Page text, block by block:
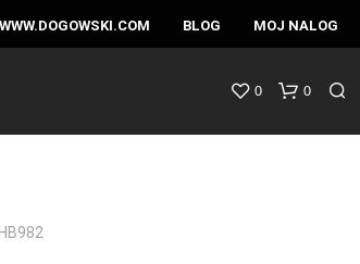
WWW.DOGOWSKI.COM BLOG MOJ NALOG
0 0